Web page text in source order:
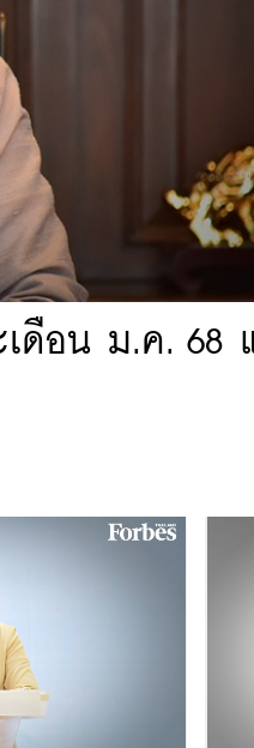
ดือน ม.ค. 68